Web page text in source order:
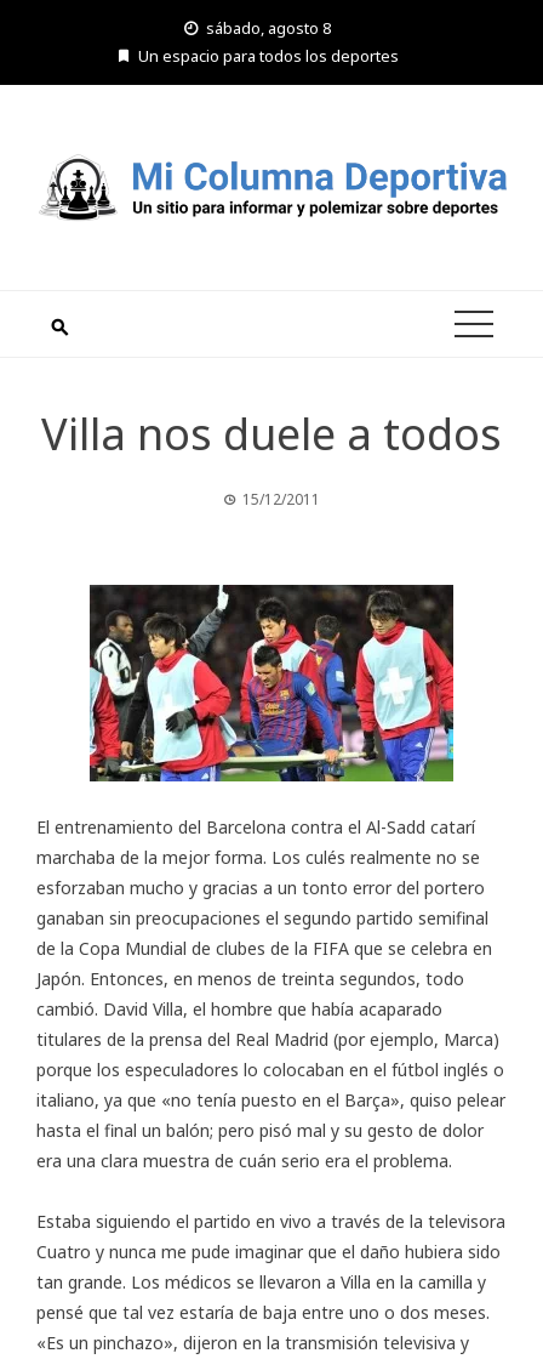
sábado, agosto 8
Un espacio para todos los deportes
Villa nos duele a todos
15/12/2011
El entrenamiento del Barcelona contra el Al-Sadd catarí
marchaba de la mejor forma. Los culés realmente no se
esforzaban mucho y gracias a un tonto error del portero
ganaban sin preocupaciones el segundo partido semifinal
de la Copa Mundial de clubes de la FIFA que se celebra en
Japón. Entonces, en menos de treinta segundos, todo
cambió. David Villa, el hombre que había acaparado
titulares de la prensa del Real Madrid (por ejemplo, Marca)
porque los especuladores lo colocaban en el fútbol inglés o
italiano, ya que «no tenía puesto en el Barça», quiso pelear
hasta el final un balón; pero pisó mal y su gesto de dolor
era una clara muestra de cuán serio era el problema.
Estaba siguiendo el partido en vivo a través de la televisora
Cuatro y nunca me pude imaginar que el daño hubiera sido
tan grande. Los médicos se llevaron a Villa en la camilla y
pensé que tal vez estaría de baja entre uno o dos meses.
«Es un pinchazo», dijeron en la transmisión televisiva y